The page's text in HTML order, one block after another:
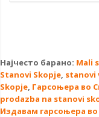
Најчесто барано: Mali
Stanovi Skopje, stanovi
Skopje, Гарсоњера во
prodazba na stanovi
Издавам гарсоњера во